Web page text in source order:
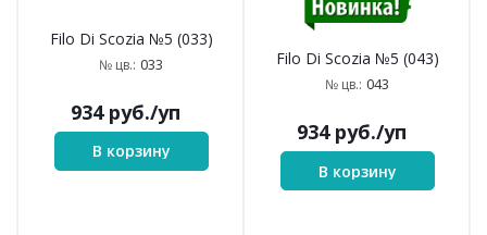
Filo Di Scozia №5 (033)
№ цв.: 033
934руб./уп
В корзину
Filo Di Scozia №5 (043)
№ цв.: 043
934руб./уп
В корзину